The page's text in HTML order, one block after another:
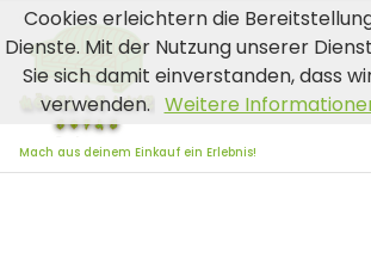
Zum
Inhalt
springen
Mach aus deinem Einkauf ein Erlebnis!
Cookies erleichtern die
Dienste. Mit der Nutzung unserer
Sie sich damit einverstanden, dass
verwenden. Weitere